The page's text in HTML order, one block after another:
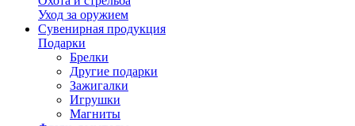
Уход за оружием
Сувенирная продукция
Подарки
Брелки
Другие подарки
Зажигалки
Игрушки
Магниты